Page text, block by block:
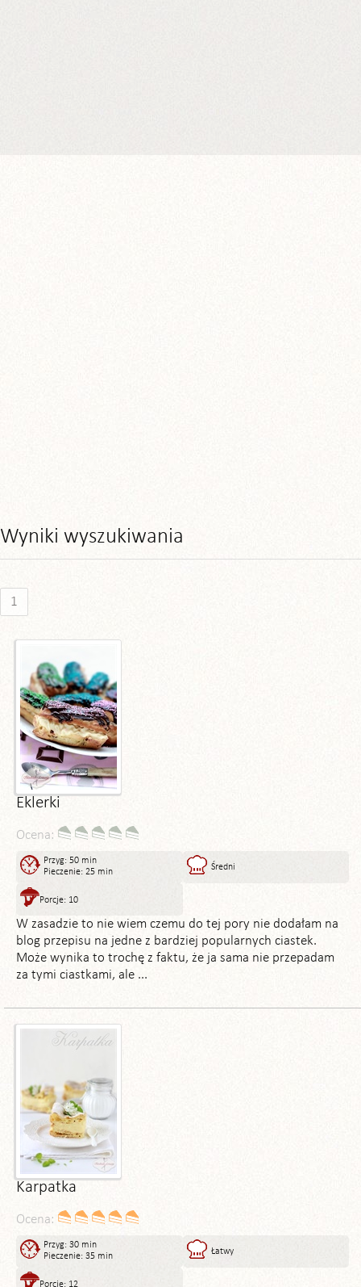
Wyniki wyszukiwania
1
Eklerki
Ocena:
Przyg: 50 min
Pieczenie: 25 min
Średni
Porcje: 10
W zasadzie to nie wiem czemu do tej pory nie dodałam na
blog przepisu na jedne z bardziej popularnych ciastek.
Może wynika to trochę z faktu, że ja sama nie przepadam
za tymi ciastkami, ale ...
Karpatka
Ocena:
Przyg: 30 min
Pieczenie: 35 min
Łatwy
Porcje: 12